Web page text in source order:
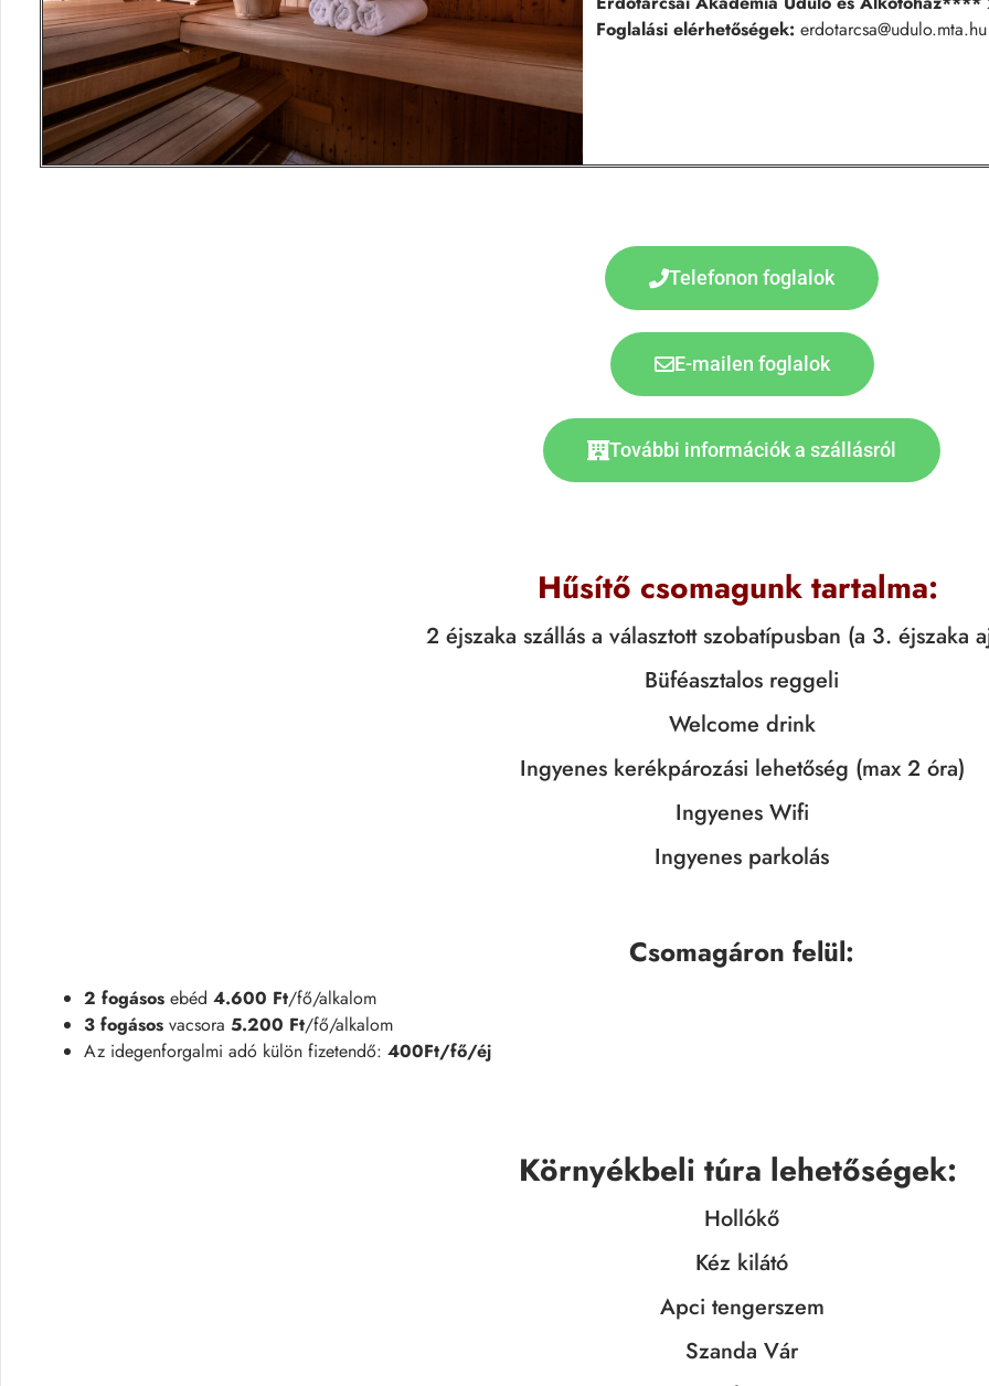
Foglalási elérhetőségek:
Telefonon foglalok
E-mailen foglalok
További információk a szállásról
Hűsítő csomagunk tartalma:
2 éjszaka szállás a választott szobatípusban (a 3. éjszaka
Büféasztalos reggeli
Welcome drink
Ingyenes kerékpározási lehetőség (max 2 óra)
Ingyenes Wifi
Ingyenes parkolás
Csomagáron felül:
2 fogásos ebéd 4.600 Ft/fő/alkalom
3 fogásos vacsora 5.200 Ft/fő/alkalom
Az idegenforgalmi adó külön fizetendő: 400Ft/fő/éj
Környékbeli túra lehetőségek:
Hollókő
Kéz kilátó
Apci tengerszem
Szanda Vár